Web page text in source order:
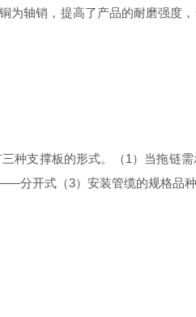
轴销，提高了产品的耐磨强度
种支撑板的形式。（1）当拖链
分开式（3）安装管缆的规格品